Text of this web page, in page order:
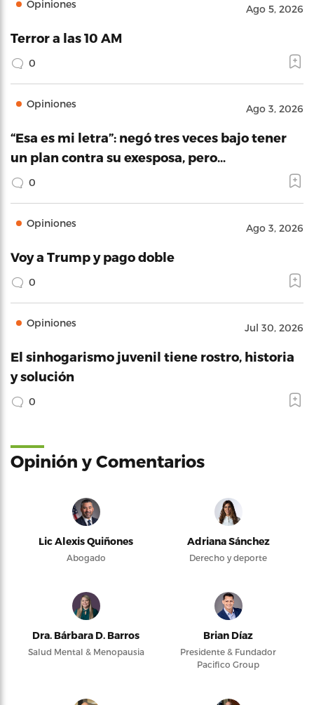
Opiniones Ago 5, 2026
Terror a las 10 AM
0
Opiniones Ago 3, 2026
“Esa es mi letra”: negó tres veces bajo tener
un plan contra su exesposa, pero…
0
Opiniones Ago 3, 2026
Voy a Trump y pago doble
0
Opiniones Jul 30, 2026
El sinhogarismo juvenil tiene rostro, historia
y solución
0
Opinión y Comentarios
Lic Alexis Quiñones
Abogado
Adriana Sánchez
Derecho y deporte
Dra. Bárbara D. Barros
Salud Mental & Menopausia
Brian Díaz
Presidente & Fundador
Pacifico Group